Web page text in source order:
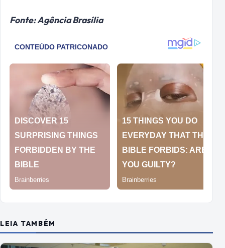
Fonte: Agência Brasília
LEIA TAMBÉM